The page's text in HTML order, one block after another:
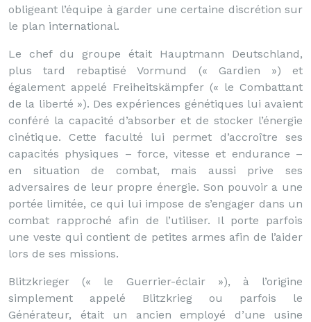
obligeant l’équipe à garder une certaine discrétion sur
le plan international.
Le chef du groupe était Hauptmann Deutschland,
plus tard rebaptisé Vormund (« Gardien ») et
également appelé Freiheitskämpfer (« le Combattant
de la liberté »). Des expériences génétiques lui avaient
conféré la capacité d’absorber et de stocker l’énergie
cinétique. Cette faculté lui permet d’accroître ses
capacités physiques – force, vitesse et endurance –
en situation de combat, mais aussi prive ses
adversaires de leur propre énergie. Son pouvoir a une
portée limitée, ce qui lui impose de s’engager dans un
combat rapproché afin de l’utiliser. Il porte parfois
une veste qui contient de petites armes afin de l’aider
lors de ses missions.
Blitzkrieger (« le Guerrier-éclair »), à l’origine
simplement appelé Blitzkrieg ou parfois le
Générateur, était un ancien employé d’une usine